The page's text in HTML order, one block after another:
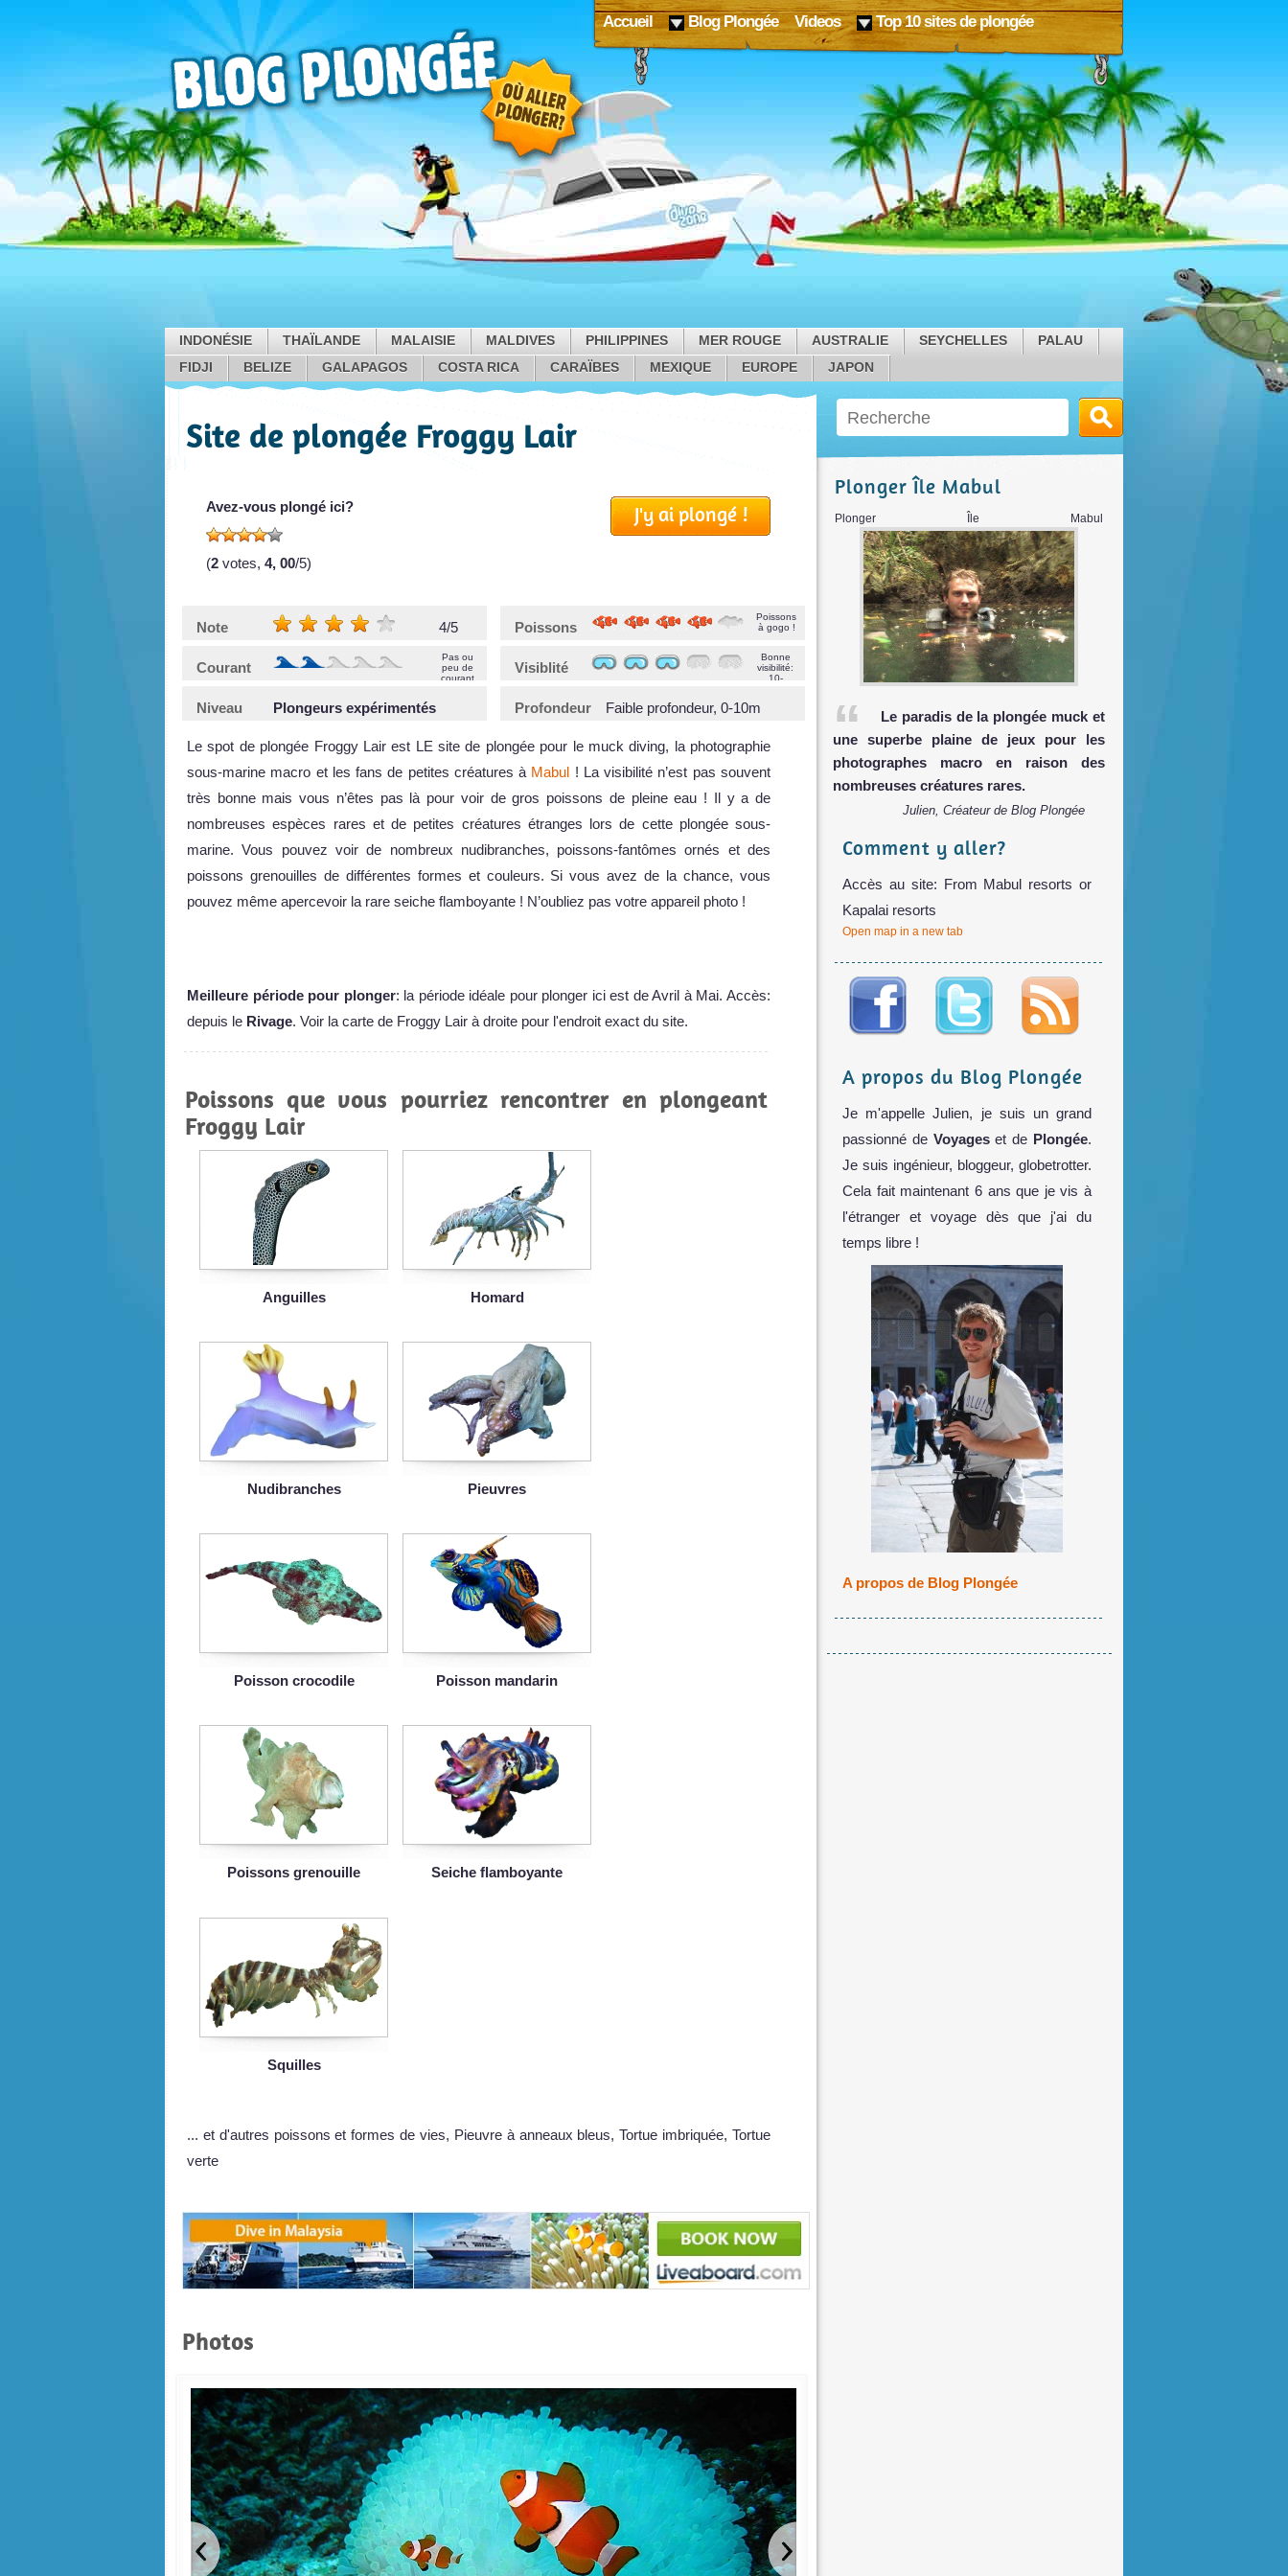
Accueil Blog Plongée Videos Top 10 sites de plongée
INDONÉSIE THAÏLANDE MALAISIE MALDIVES PHILIPPINES MER ROUGE AUSTRALIE SEYCHELLES
PALAU
FIDJI
BELIZE GALAPAGOS COSTA RICA CARAÏBES MEXIQUE EUROPE JAPON
Site de plongée Froggy Lair
J'y ai plongé !
Avez-vous plongé ici?
(2 votes, 4, 00/5)
Note 4/5 Poissons
Poissons
à gogo !
Courant
Pas ou
peu de
courant
Visiblité
Bonne
visibilité:
10-
Niveau Plongeurs expérimentés Profondeur Faible profondeur, 0-10m
Le spot de plongée Froggy Lair est LE site de plongée pour le muck diving, la photographie
sous-marine macro et les fans de petites créatures à Mabul ! La visibilité n’est pas souvent
très bonne mais vous n’êtes pas là pour voir de gros poissons de pleine eau ! Il y a de
nombreuses espèces rares et de petites créatures étranges lors de cette plongée sous-
marine. Vous pouvez voir de nombreux nudibranches, poissons-fantômes ornés et des
poissons grenouilles de différentes formes et couleurs. Si vous avez de la chance, vous
pouvez même apercevoir la rare seiche flamboyante ! N’oubliez pas votre appareil photo !
Meilleure période pour plonger: la période idéale pour plonger ici est de Avril à Mai. Accès:
depuis le Rivage. Voir la carte de Froggy Lair à droite pour l'endroit exact du site.
Poissons que vous pourriez rencontrer en plongeant
Froggy Lair
Anguilles Homard
Nudibranches Pieuvres
Poisson crocodile Poisson mandarin
Poissons grenouille Seiche flamboyante
Squilles
... et d'autres poissons et formes de vies, Pieuvre à anneaux bleus, Tortue imbriquée, Tortue
verte
Photos
Plonger Île Mabul
Plonger Île Mabul
Le paradis de la plongée muck et
une superbe plaine de jeux pour les
photographes macro en raison des
nombreuses créatures rares.
Julien, Créateur de Blog Plongée
Comment y aller?
Accès au site: From Mabul resorts or
Kapalai resorts
Open map in a new tab
A propos du Blog Plongée
Je m'appelle Julien, je suis un grand
passionné de Voyageset de Plongée.
Je suis ingénieur, bloggeur, globetrotter.
Cela fait maintenant 6 ans que je vis à
l'étranger et voyage dès que j'ai du
temps libre !
A propos de Blog Plongée